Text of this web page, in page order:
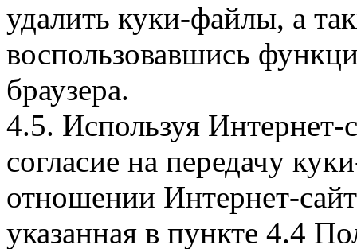
удалить куки-файлы, а
воспользовавшись
браузера.
4.5. Используя Интернет-
согласие на передачу
отношении Интернет-
указанная в пункте 4.4